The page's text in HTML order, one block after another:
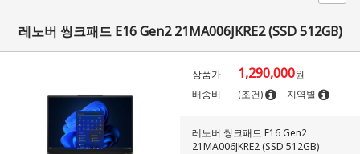
레노버 씽크패드 E16 Gen2 21MA006JKRE2 (SSD 512GB)
상품가 1,290,000원
배송비
(조건) 지역별
레노버 씽크패드 E16 Gen2
21MA006JKRE2 (SSD 512GB)